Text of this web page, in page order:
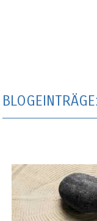
BLOGEINTRÄGE: